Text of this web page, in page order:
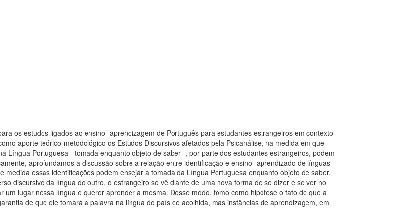
os estudos ligados ao ensino- aprendizagem de Português para estudantes estrangeiros em contexto
aporte teórico-metodológico os Estudos Discursivos afetados pela Psicanálise, na medida em que
Língua Portuguesa - tomada enquanto objeto de saber -, por parte dos estudantes estrangeiros, podem
aprofundamos a discussão sobre a relação entre identificação e ensino- aprendizado de línguas
medida essas identificações podem ensejar a tomada da Língua Portuguesa enquanto objeto de saber.
discursivo da língua do outro, o estrangeiro se vê diante de uma nova forma de se dizer e se ver no
um lugar nessa língua e querer aprender a mesma. Desse modo, tomo como hipótese o fato de que a
de que ele tomará a palavra na língua do país de acolhida, mas instâncias de aprendizagem, em